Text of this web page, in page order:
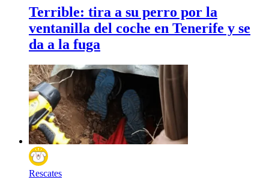
Terrible: tira a su perro por la
ventanilla del coche en Tenerife y se
da a la fuga
Rescates